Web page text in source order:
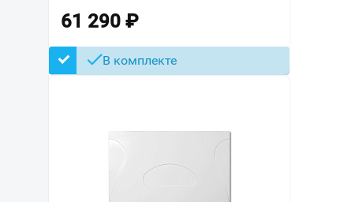
61 290 ₽
В комплекте